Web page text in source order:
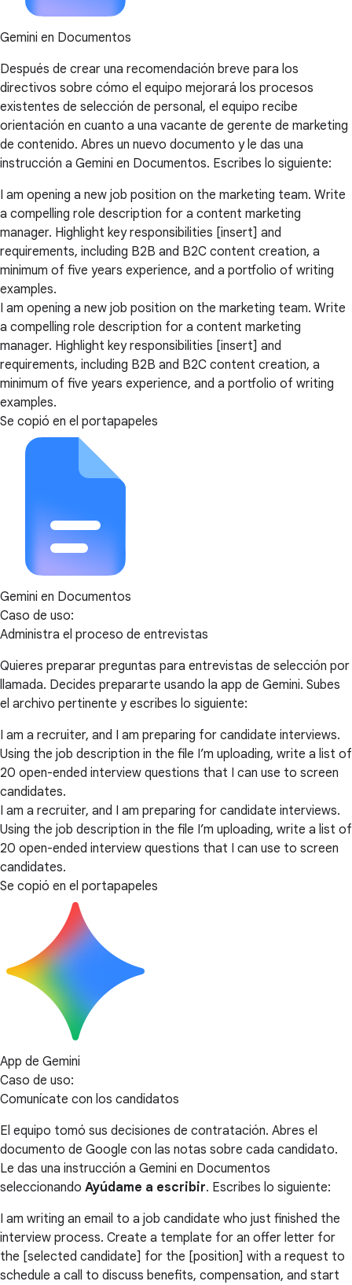
Gemini en Documentos
Después de crear una recomendación breve para los
directivos sobre cómo el equipo mejorará los procesos
existentes de selección de personal, el equipo recibe
orientación en cuanto a una vacante de gerente de marketing
de contenido. Abres un nuevo documento y le das una
instrucción a Gemini en Documentos. Escribes lo siguiente:
I am opening a new job position on the marketing team. Write
a compelling role description for a content marketing
manager. Highlight key responsibilities [insert] and
requirements, including B2B and B2C content creation, a
minimum of five years experience, and a portfolio of writing
examples.
I am opening a new job position on the marketing team. Write
a compelling role description for a content marketing
manager. Highlight key responsibilities [insert] and
requirements, including B2B and B2C content creation, a
minimum of five years experience, and a portfolio of writing
examples.
Se copió en el portapapeles
Gemini en Documentos
Caso de uso:
Administra el proceso de entrevistas
Quieres preparar preguntas para entrevistas de selección por
llamada. Decides prepararte usando la app de Gemini. Subes
el archivo pertinente y escribes lo siguiente:
I am a recruiter, and I am preparing for candidate interviews.
Using the job description in the file I’m uploading, write a list of
20 open-ended interview questions that I can use to screen
candidates.
I am a recruiter, and I am preparing for candidate interviews.
Using the job description in the file I’m uploading, write a list of
20 open-ended interview questions that I can use to screen
candidates.
Se copió en el portapapeles
App de Gemini
Caso de uso:
Comunícate con los candidatos
El equipo tomó sus decisiones de contratación. Abres el
documento de Google con las notas sobre cada candidato.
Le das una instrucción a Gemini en Documentos
seleccionando Ayúdame a escribir. Escribes lo siguiente:
I am writing an email to a job candidate who just finished the
interview process. Create a template for an offer letter for
the [selected candidate] for the [position] with a request to
schedule a call to discuss benefits, compensation, and start